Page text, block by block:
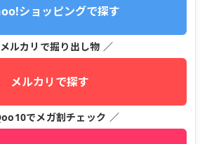
ショッピングで探す
ルカリで掘り出し物 ／
メルカリで探す
でメガ割チェック ／